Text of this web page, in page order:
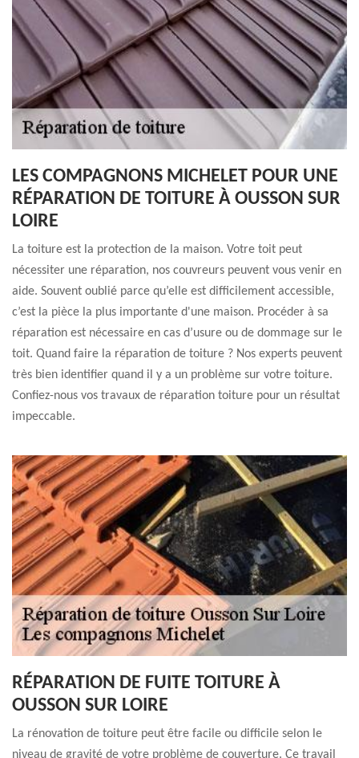
LES COMPAGNONS MICHELET POUR UNE
RÉPARATION DE TOITURE À OUSSON SUR
LOIRE
La toiture est la protection de la maison. Votre toit peut
nécessiter une réparation, nos couvreurs peuvent vous venir en
aide. Souvent oublié parce qu’elle est difficilement accessible,
c’est la pièce la plus importante d'une maison. Procéder à sa
réparation est nécessaire en cas d’usure ou de dommage sur le
toit. Quand faire la réparation de toiture ? Nos experts peuvent
très bien identifier quand il y a un problème sur votre toiture.
Confiez-nous vos travaux de réparation toiture pour un résultat
impeccable.
RÉPARATION DE FUITE TOITURE À
OUSSON SUR LOIRE
La rénovation de toiture peut être facile ou difficile selon le
niveau de gravité de votre problème de couverture. Ce travail